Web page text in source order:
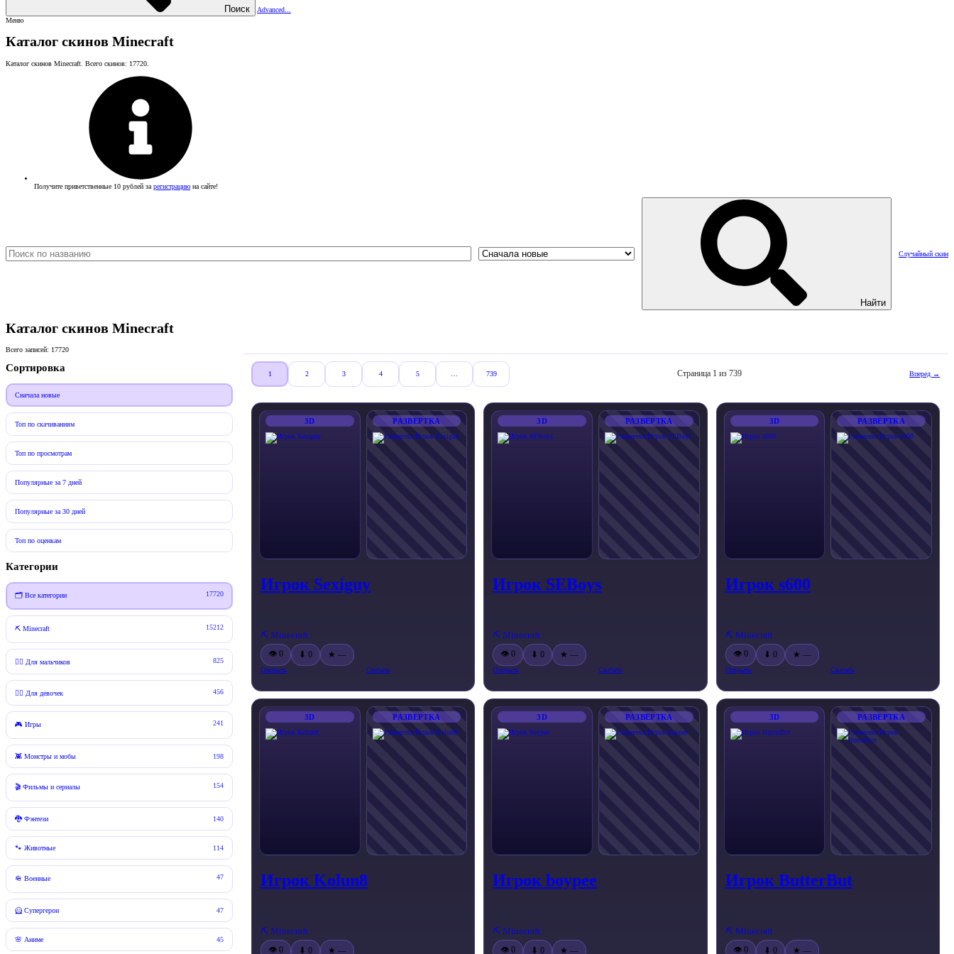
Поиск
Advanced...
Меню
Каталог скинов Minecraft
Каталог скинов Minecraft. Всего скинов: 17720.
Получите приветственные 10 рублей за регистрацию на сайте!
Найти
Случайный скин
Каталог скинов Minecraft
Всего записей: 17720
Сортировка
Сначала новые
Топ по скачиваниям
Топ по просмотрам
Популярные за 7 дней
Популярные за 30 дней
Топ по оценкам
Категории
🗂 Все категории 17720
⛏️ Minecraft 15212
🧍‍♂️ Для мальчиков 825
🧍‍♀️ Для девочек 456
🎮 Игры 241
👾 Монстры и мобы 198
🎬 Фильмы и сериалы 154
🐉 Фэнтези 140
🐾 Животные 114
🪖 Военные 47
🦸 Супергерои 47
🌸 Аниме 45
1 2 3 4 5 … 739 Страница 1 из 739 Вперед →
3D РАЗВЕРТКА
Игрок Sexiguy
⛏️ Minecraft
👁 0 ⬇ 0 ★ —
Открыть Скачать
3D РАЗВЕРТКА
Игрок SEBoys
⛏️ Minecraft
👁 0 ⬇ 0 ★ —
Открыть Скачать
3D РАЗВЕРТКА
Игрок s600
⛏️ Minecraft
👁 0 ⬇ 0 ★ —
Открыть Скачать
3D РАЗВЕРТКА
Игрок Kolun8
⛏️ Minecraft
👁 0 ⬇ 0 ★ —
3D РАЗВЕРТКА
Игрок boypee
⛏️ Minecraft
👁 0 ⬇ 0 ★ —
3D РАЗВЕРТКА
Игрок ButterBut
⛏️ Minecraft
👁 0 ⬇ 0 ★ —